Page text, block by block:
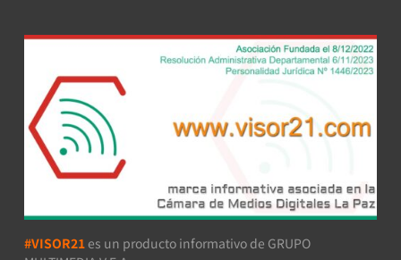
#VISOR21 es un producto informativo de GRUPO